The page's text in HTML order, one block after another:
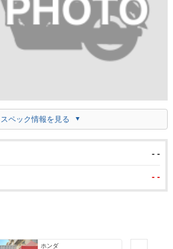
スペック情報を見る
- -
- -
ホンダ